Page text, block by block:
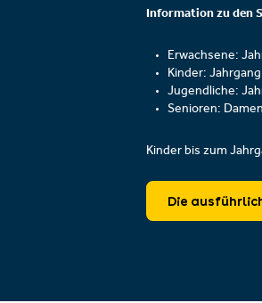
Information zu den
Erwachsene:
Kinder:
Jugendliche:
Senioren:
Kinder bis zum
Die